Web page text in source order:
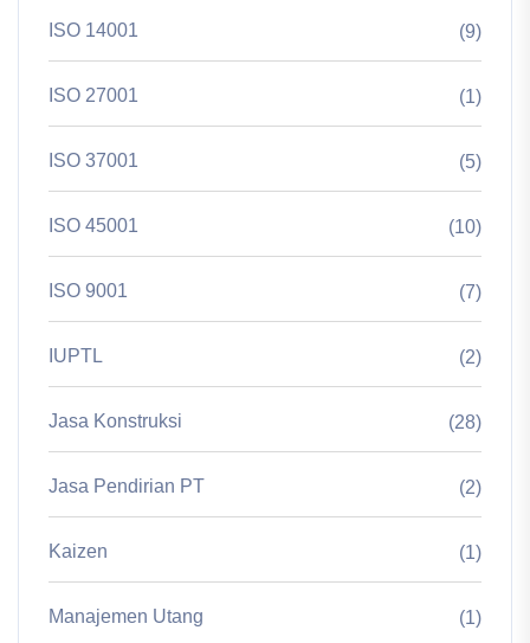
ISO 14001 (9)
ISO 27001 (1)
ISO 37001 (5)
ISO 45001 (10)
ISO 9001 (7)
IUPTL (2)
Jasa Konstruksi (28)
Jasa Pendirian PT (2)
Kaizen (1)
Manajemen Utang (1)